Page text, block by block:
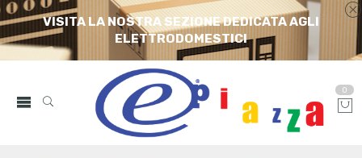
VISITA LA NOSTRA SEZIONE DEDICATA AGLI
ELETTRODOMESTICI
0